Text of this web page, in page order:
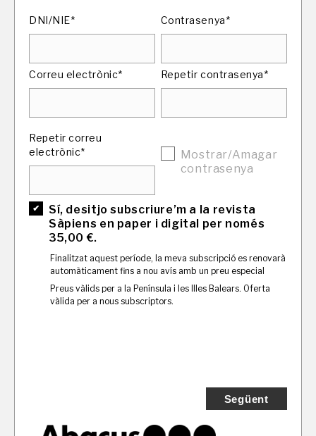
DNI/NIE* Contrasenya*
Correu electrònic* Repetir contrasenya*
Repetir correu
electrònic*
Mostrar/Amagar
contrasenya
Sí, desitjo subscriure’m a la revista
Sàpiens en paper i digital per només
35,00 €.
Finalitzat aquest període, la meva subscripció es renovarà
automàticament fins a nou avís amb un preu especial
Preus vàlids per a la Península i les Illes Balears. Oferta
vàlida per a nous subscriptors.